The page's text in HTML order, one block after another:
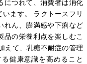
につれて、消費者は消化
ます。 ラクトースフリ
れん、膨満感や下痢など
の栄養利点を楽しむこ
えて、乳糖不耐症の管理
健康意識を高めること